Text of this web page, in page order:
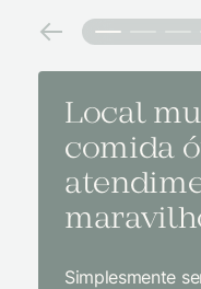
Local
comida
Simplesmente